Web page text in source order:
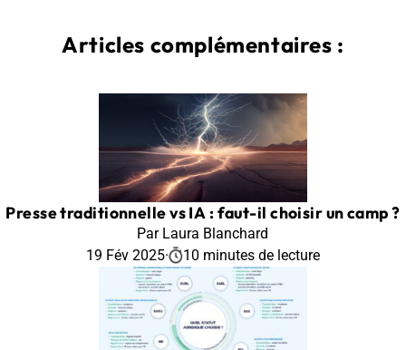
Articles complémentaires :
Presse traditionnelle vs IA : faut-il choisir un camp ?
Par Laura Blanchard
19 Fév 2025· 10 minutes de lecture